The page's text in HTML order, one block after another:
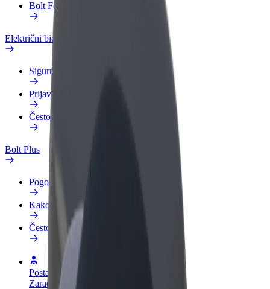
Bolt Food za poslovne korisnike
Električni bicikli
Sigurnosni laboratorij
Prijavi problem
Često postavljana pitanja
Bolt Plus
Pogodnosti
Kako se pridružiti
Često postavljana pitanja
Postani vozač
Zarađuj po vlastitim uvjetima